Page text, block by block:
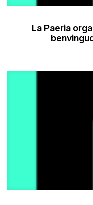
La Paeria